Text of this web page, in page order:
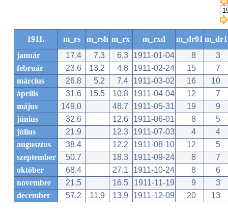
1911. m_rs m_rsh m_rx m_rxd m_dr01 m_dr1
január
17.4 7.3 6.3 1911-01-04 8
3
február
23.6 13.2 4.8 1911-02-24 15
7
március
26.8 5.2 7.4 1911-03-02 16
10
április
31.6 15.5 10.8 1911-04-04 12
7
május
149.0 48.7 1911-05-31 19
9
június
32.6 12.6 1911-06-01 8
5
július
21.9 12.3 1911-07-03 4
4
augusztus
38.4 12.2 1911-08-10 12
5
szeptember
50.7 18.3 1911-09-24 8
7
október
68.4 27.1 1911-10-24 8
6
november
21.5 16.5 1911-11-19 9
3
december
57.2 11.9 13.9 1911-12-09 20 13